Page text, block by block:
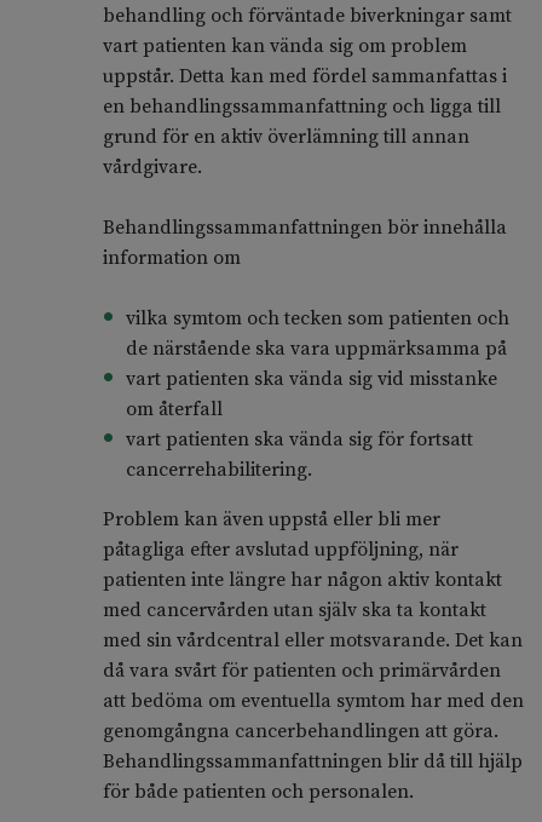
behandling och förväntade biverkningar samt
vart patienten kan vända sig om problem
uppstår. Detta kan med fördel sammanfattas i
en behandlingssammanfattning och ligga till
grund för en aktiv överlämning till annan
vårdgivare.
Behandlingssammanfattningen bör innehålla
information om
vilka symtom och tecken som patienten och
de närstående ska vara uppmärksamma på
vart patienten ska vända sig vid misstanke
om återfall
vart patienten ska vända sig för fortsatt
cancerrehabilitering.
Problem kan även uppstå eller bli mer
påtagliga efter avslutad uppföljning, när
patienten inte längre har någon aktiv kontakt
med cancervården utan själv ska ta kontakt
med sin vårdcentral eller motsvarande. Det kan
då vara svårt för patienten och primärvården
att bedöma om eventuella symtom har med den
genomgångna cancerbehandlingen att göra.
Behandlingssammanfattningen blir då till hjälp
för både patienten och personalen.